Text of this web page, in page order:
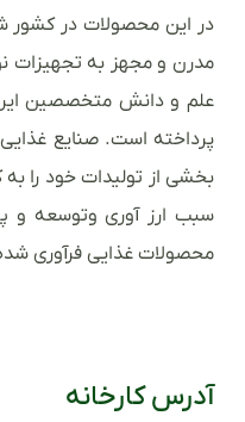
در این محصولات در کشور
مدرن و مجهز به تجهیزات
علم و دانش متخصصین
پرداخته است. صنایع غذایی
بخشی از تولیدات خود را
سبب ارز آوری وتوسعه
محصولات غذایی فرآوری
آدرس کارخانه